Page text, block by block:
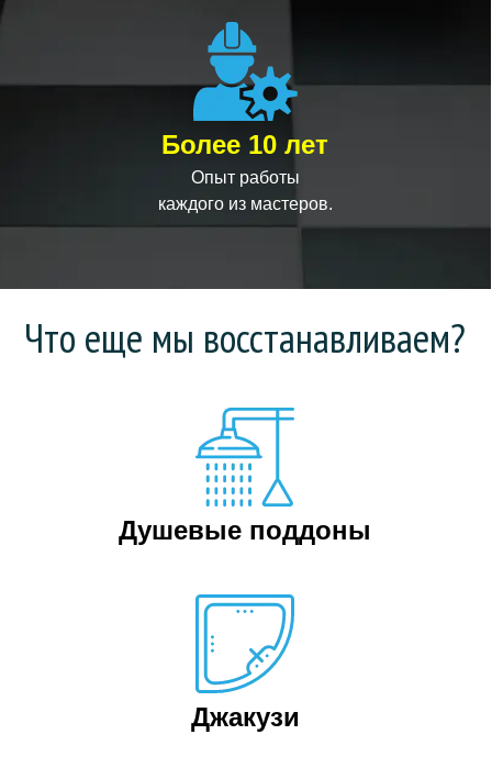
Более 10 лет
Опыт работы
каждого из мастеров.
Что еще мы восстанавливаем?
Душевые поддоны
Джакузи